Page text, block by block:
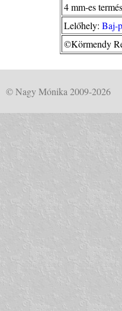
4 mm-es
Lelőhely: Baj-
©Körmendy
© Nagy Mónika 2009-2026